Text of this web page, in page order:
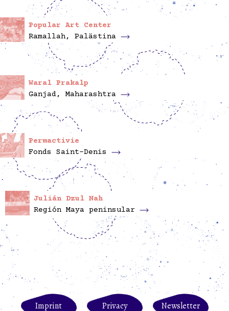
Popular Art Center
Ramallah, Palästina
Waral Prakalp
Ganjad, Maharashtra
Permactivie
Fonds Saint-Denis
Julián Dzul Nah
Región Maya peninsular
Imprint Privacy Newsletter